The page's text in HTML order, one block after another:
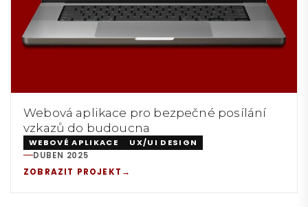
Webová aplikace pro bezpečné posílání
vzkazů do budoucna
WEBOVÉ APLIKACE
UX/UI DESIGN
REALIZACE:
DUBEN 2025
ZOBRAZIT PROJEKT →